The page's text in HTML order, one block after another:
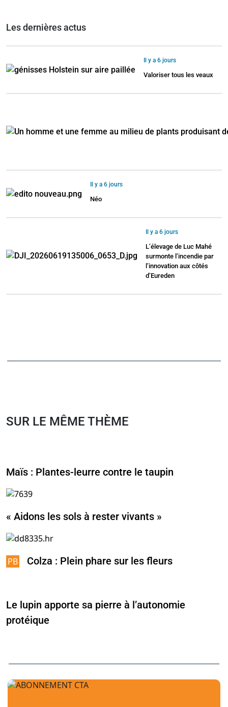
Les dernières actus
Il y a 6 jours
Valoriser tous les veaux
Il y a 6 jours
Néo
Il y a 6 jours
L’élevage de Luc Mahé
surmonte l’incendie par
l’innovation aux côtés
d’Eureden
SUR LE MÊME THÈME
Maïs : Plantes-leurre contre le taupin
« Aidons les sols à rester vivants »
Colza : Plein phare sur les fleurs
Le lupin apporte sa pierre à l’autonomie
protéique